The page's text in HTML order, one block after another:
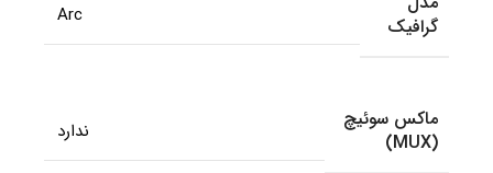
گرافیک
Arc
ماکس سوئیچ
(MUX)
ندارد